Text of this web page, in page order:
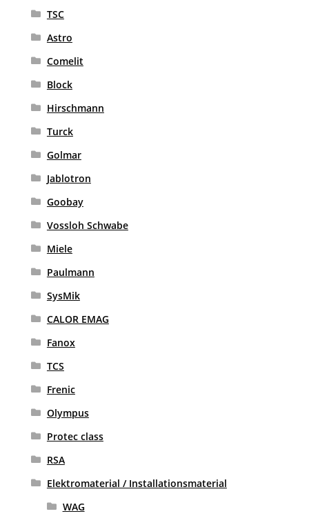
TSC
Astro
Comelit
Block
Hirschmann
Turck
Golmar
Jablotron
Goobay
Vossloh Schwabe
Miele
Paulmann
SysMik
CALOR EMAG
Fanox
TCS
Frenic
Olympus
Protec class
RSA
Elektromaterial / Installationsmaterial
WAG